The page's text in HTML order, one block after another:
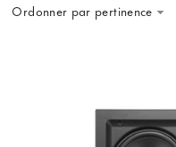
Ordonner par pertinence